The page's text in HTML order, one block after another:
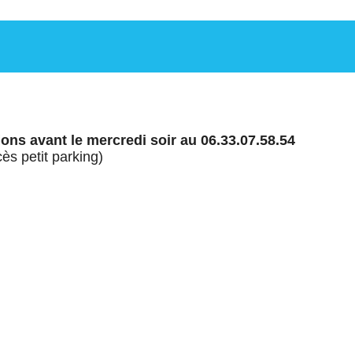
avant le mercredi soir au 06.33.07.58.54
petit parking)